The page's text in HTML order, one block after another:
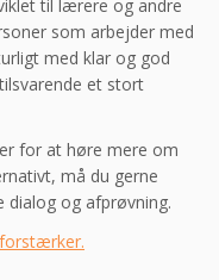
til lærere og andre
som arbejder med
med klar og god
et stort
for at høre mere om
må du gerne
dialog og afprøvning.
.